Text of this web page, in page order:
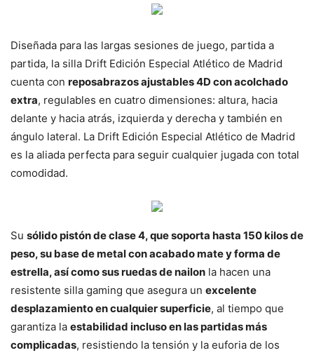
Diseñada para las largas sesiones de juego, partida a
partida, la silla Drift Edición Especial Atlético de Madrid
cuenta con reposabrazos ajustables 4D con acolchado
extra, regulables en cuatro dimensiones: altura, hacia
delante y hacia atrás, izquierda y derecha y también en
ángulo lateral. La Drift Edición Especial Atlético de Madrid
es la aliada perfecta para seguir cualquier jugada con total
comodidad.
Su sólido pistón de clase 4, que soporta hasta 150 kilos de
peso, su base de metal con acabado mate y forma de
estrella, así como sus ruedas de nailon la hacen una
resistente silla gaming que asegura un excelente
desplazamiento en cualquier superficie, al tiempo que
garantiza la estabilidad incluso en las partidas más
complicadas, resistiendo la tensión y la euforia de los